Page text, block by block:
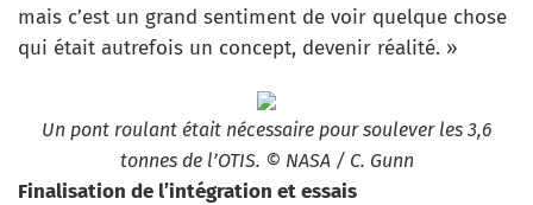
mais c’est un grand sentiment de voir quelque chose
qui était autrefois un concept, devenir réalité. »
Un pont roulant était nécessaire pour soulever les 3,6
tonnes de l’OTIS. © NASA / C. Gunn
Finalisation de l’intégration et essais